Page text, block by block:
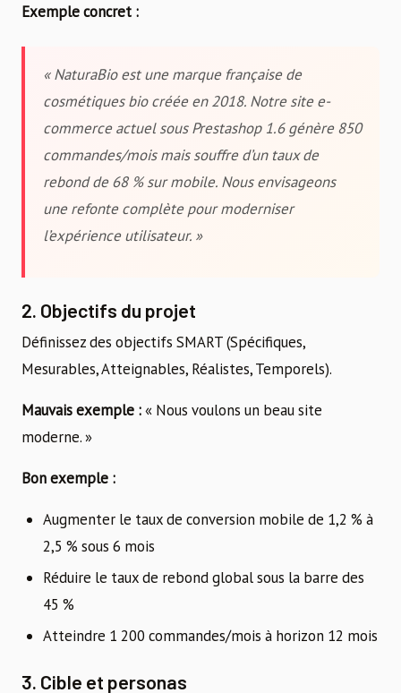
Exemple concret :
« NaturaBio est une marque française de
cosmétiques bio créée en 2018. Notre site e-
commerce actuel sous Prestashop 1.6 génère 850
commandes/mois mais souffre d’un taux de
rebond de 68 % sur mobile. Nous envisageons
une refonte complète pour moderniser
l’expérience utilisateur. »
2. Objectifs du projet
Définissez des objectifs SMART (Spécifiques,
Mesurables, Atteignables, Réalistes, Temporels).
Mauvais exemple :« Nous voulons un beau site
moderne. »
Bon exemple :
Augmenter le taux de conversion mobile de 1,2 % à
2,5 % sous 6 mois
Réduire le taux de rebond global sous la barre des
45 %
Atteindre 1 200 commandes/mois à horizon 12 mois
3. Cible et personas